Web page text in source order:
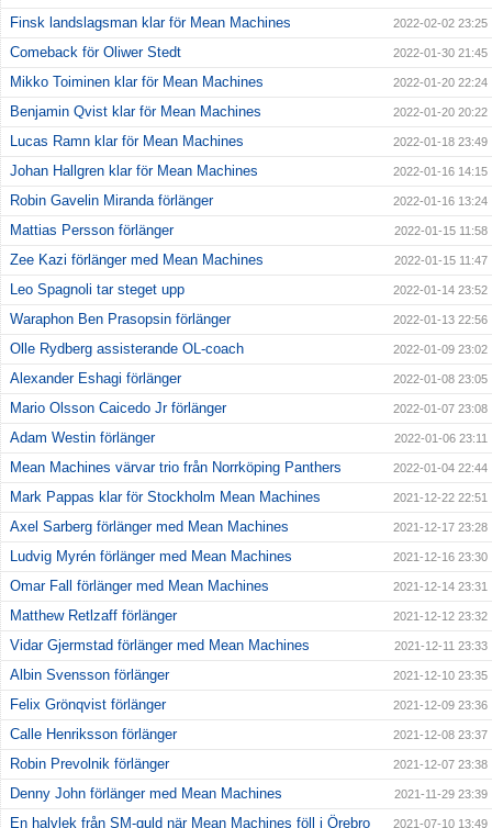
Finsk landslagsman klar för Mean Machines 2022-02-02 23:25
Comeback för Oliwer Stedt 2022-01-30 21:45
Mikko Toiminen klar för Mean Machines 2022-01-20 22:24
Benjamin Qvist klar för Mean Machines 2022-01-20 20:22
Lucas Ramn klar för Mean Machines 2022-01-18 23:49
Johan Hallgren klar för Mean Machines 2022-01-16 14:15
Robin Gavelin Miranda förlänger 2022-01-16 13:24
Mattias Persson förlänger 2022-01-15 11:58
Zee Kazi förlänger med Mean Machines 2022-01-15 11:47
Leo Spagnoli tar steget upp 2022-01-14 23:52
Waraphon Ben Prasopsin förlänger 2022-01-13 22:56
Olle Rydberg assisterande OL-coach 2022-01-09 23:02
Alexander Eshagi förlänger 2022-01-08 23:05
Mario Olsson Caicedo Jr förlänger 2022-01-07 23:08
Adam Westin förlänger 2022-01-06 23:11
Mean Machines värvar trio från Norrköping Panthers 2022-01-04 22:44
Mark Pappas klar för Stockholm Mean Machines 2021-12-22 22:51
Axel Sarberg förlänger med Mean Machines 2021-12-17 23:28
Ludvig Myrén förlänger med Mean Machines 2021-12-16 23:30
Omar Fall förlänger med Mean Machines 2021-12-14 23:31
Matthew Retlzaff förlänger 2021-12-12 23:32
Vidar Gjermstad förlänger med Mean Machines 2021-12-11 23:33
Albin Svensson förlänger 2021-12-10 23:35
Felix Grönqvist förlänger 2021-12-09 23:36
Calle Henriksson förlänger 2021-12-08 23:37
Robin Prevolnik förlänger 2021-12-07 23:38
Denny John förlänger med Mean Machines 2021-11-29 23:39
En halvlek från SM-guld när Mean Machines föll i Örebro 2021-07-10 13:49